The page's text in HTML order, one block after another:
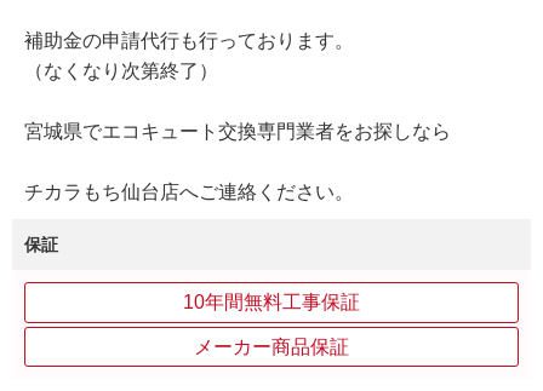
補助金の申請代行も行っております。
（なくなり次第終了）
宮城県でエコキュート交換専門業者をお探しなら
チカラもち仙台店へご連絡ください。
保証
10年間無料工事保証
メーカー商品保証